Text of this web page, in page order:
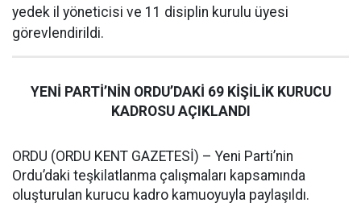
yedek il yöneticisi ve 11 disiplin kurulu üyesi
görevlendirildi.
YENİ PARTİ’NİN ORDU’DAKİ 69 KİŞİLİK KURUCU
KADROSU AÇIKLANDI
ORDU (ORDU KENT GAZETESİ) – Yeni Parti’nin
Ordu’daki teşkilatlanma çalışmaları kapsamında
oluşturulan kurucu kadro kamuoyuyla paylaşıldı.